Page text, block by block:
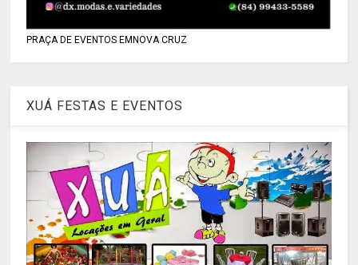
PRAÇA DE EVENTOS EMNOVA CRUZ
XUÁ FESTAS E EVENTOS